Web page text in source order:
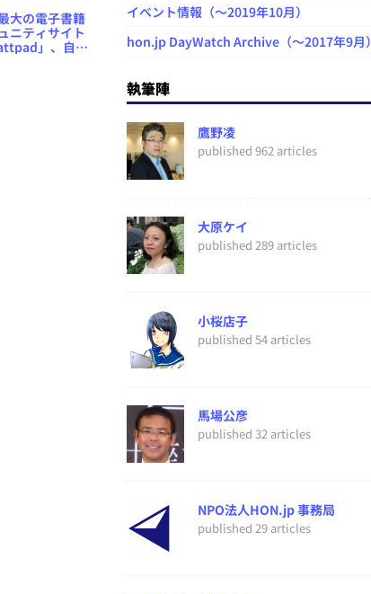
大の電子書籍
ニティサイト
」、自撮
イベント情報（～2019年10月）
hon.jp DayWatch Archive（～2017年9月）
執筆陣
鷹野凌
published 962 articles
大原ケイ
published 289 articles
小桜店子
published 54 articles
馬場公彦
published 32 articles
NPO法人HON.jp 事務局
published 29 articles